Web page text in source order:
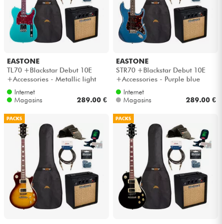
EASTONE
TL70 +Blackstar Debut 10E
+Accessories - Metallic light
blueInternet
Magasins
289.00 €
EASTONE
STR70 +Blackstar Debut 10E
+Accessories - Purple blue
Internet
Magasins
289.00 €
PACKS PACKS